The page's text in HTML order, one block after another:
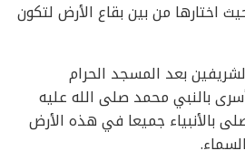
اختارها من بين بقاع الأرض لتكون
بعد المسجد الحرام
بالنبي محمد صلى الله عليه
بالأنبياء جميعا في هذه الأرض